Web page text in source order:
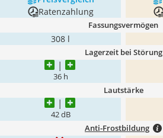
Ratenzahlung
Fassungsvermögen
308 l
Lagerzeit bei Störung
36 h
Lautstärke
42 dB
Anti-Frostbildung